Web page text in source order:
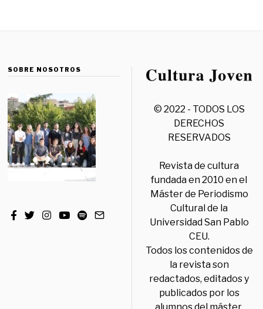
SOBRE NOSOTROS
© 2022 - TODOS LOS
DERECHOS
RESERVADOS
Revista de cultura
fundada en 2010 en el
Máster de Periodismo
Cultural de la
Universidad San Pablo
CEU.
Todos los contenidos de
la revista son
redactados, editados y
publicados por los